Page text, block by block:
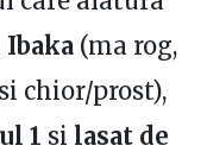
Ibaka (ma rog,
chior/prost),
1 si lasat de